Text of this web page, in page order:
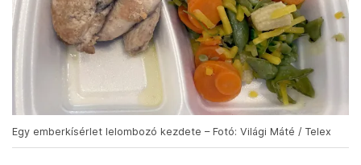
Egy emberkísérlet lelombozó kezdete – Fotó: Világi Máté / Telex